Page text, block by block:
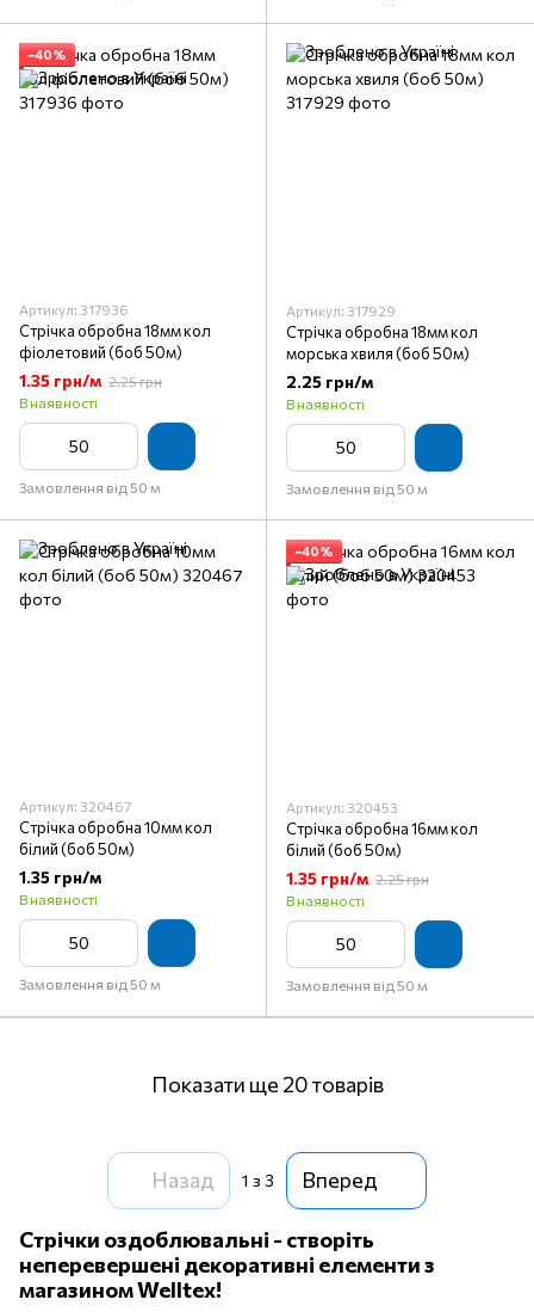
−40%
Артикул: 317936
Стрічка обробна 18мм кол
фіолетовий (боб 50м)
1.35 грн/м 2.25 грн
В наявності
Замовлення від 50 м
Артикул: 317929
Стрічка обробна 18мм кол
морська хвиля (боб 50м)
2.25 грн/м
В наявності
Замовлення від 50 м
Артикул: 320467
Стрічка обробна 10мм кол
білий (боб 50м)
1.35 грн/м
В наявності
Замовлення від 50 м
−40%
Артикул: 320453
Стрічка обробна 16мм кол
білий (боб 50м)
1.35 грн/м 2.25 грн
В наявності
Замовлення від 50 м
Показати ще 20 товарів
Назад 1 з 3 Вперед
Стрічки оздоблювальні - створіть
неперевершені декоративні елементи з
магазином Welltex!